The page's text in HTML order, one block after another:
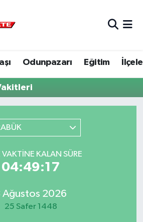
Odunpazarı Eğitim
VAKTINE KALAN SÜRE
04:49:17
Ağustos 2026
25 Safer 1448
Vakitleri